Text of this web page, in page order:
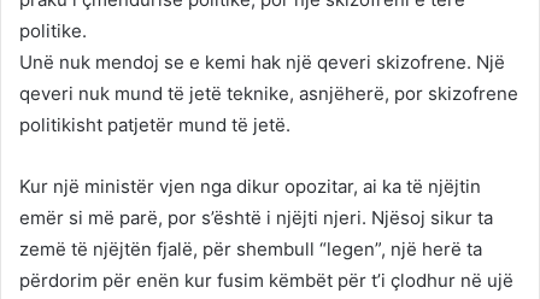
politike.
Unë nuk mendoj se e kemi hak një qeveri skizofrene. Një
qeveri nuk mund të jetë teknike, asnjëherë, por skizofrene
politikisht patjetër mund të jetë.
Kur një ministër vjen nga dikur opozitar, ai ka të njëjtin
emër si më parë, por s’është i njëjti njeri. Njësoj sikur ta
zemë të njëjtën fjalë, për shembull “legen”, një herë ta
përdorim për enën kur fusim këmbët për t’i çlodhur në ujë